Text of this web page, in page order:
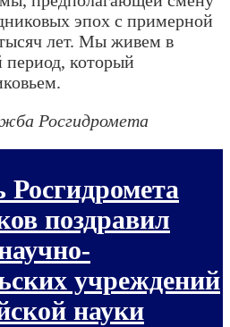
эпох с примерной
лет. Мы живем в
период, который
Росгидромета
Росгидромета
поздравил
учреждений
науки